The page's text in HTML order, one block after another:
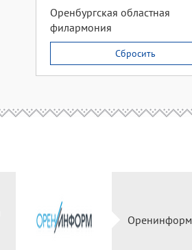
Оренбургская областная
филармония
Сбросить
Оренинформ